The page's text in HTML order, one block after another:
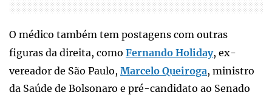
O médico também tem postagens com outras
figuras da direita, como Fernando Holiday, ex-
vereador de São Paulo, Marcelo Queiroga, ministro
da Saúde de Bolsonaro e pré-candidato ao Senado